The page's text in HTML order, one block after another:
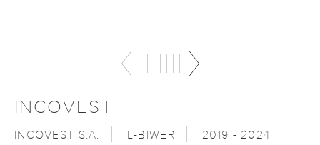
INCOVEST
INCOVEST S.A. L-BIWER 2019 - 2024